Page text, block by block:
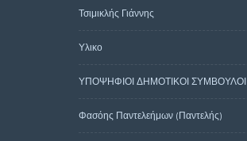
Τσιμικλής Γιάννης
Υλικο
ΥΠΟΨΗΦΙΟΙ ΔΗΜΟΤΙΚΟΙ ΣΥΜΒΟΥΛΟΙ
Φασόης Παντελεήμων (Παντελής)